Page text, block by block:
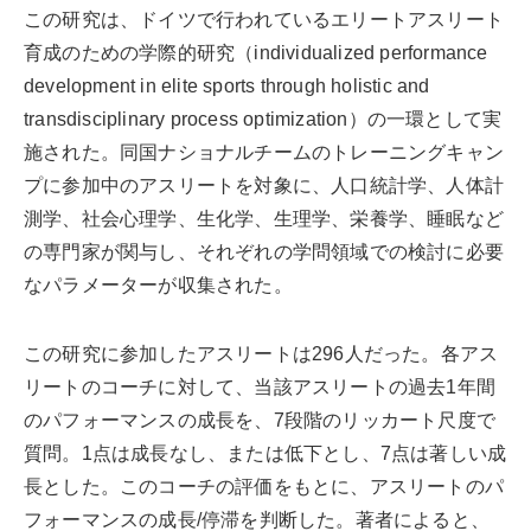
この研究は、ドイツで行われているエリートアスリート
育成のための学際的研究（individualized performance
development in elite sports through holistic and
transdisciplinary process optimization）の一環として実
施された。同国ナショナルチームのトレーニングキャン
プに参加中のアスリートを対象に、人口統計学、人体計
測学、社会心理学、生化学、生理学、栄養学、睡眠など
の専門家が関与し、それぞれの学問領域での検討に必要
なパラメーターが収集された。
この研究に参加したアスリートは296人だった。各アス
リートのコーチに対して、当該アスリートの過去1年間
のパフォーマンスの成長を、7段階のリッカート尺度で
質問。1点は成長なし、または低下とし、7点は著しい成
長とした。このコーチの評価をもとに、アスリートのパ
フォーマンスの成長/停滞を判断した。著者によると、